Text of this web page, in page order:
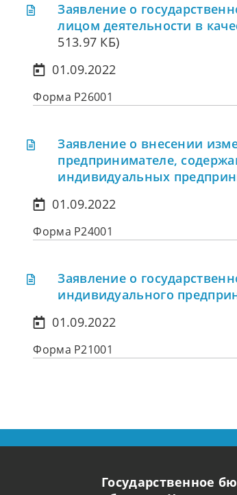
Заявление о
лицом деятельности в
513.97 КБ)
01.09.2022
Форма Р26001
Заявление о внесении
предпринимателе,
индивидуальных
01.09.2022
Форма Р24001
Заявление о
индивидуального
01.09.2022
Форма Р21001
Государственное